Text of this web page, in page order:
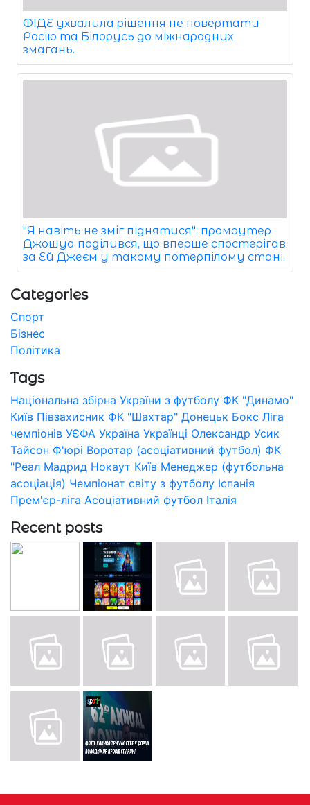
ФІДЕ ухвалила рішення не повертати
Росію та Білорусь до міжнародних
змагань.
"Я навіть не зміг піднятися": промоутер
Джошуа поділився, що вперше спостерігав
за Ей Джеєм у такому потерпілому стані.
Categories
Спорт
Бізнес
Політика
Tags
Національна збірна України з футболу ФК "Динамо"
Київ Півзахисник ФК "Шахтар" Донецьк Бокс Ліга
чемпіонів УЄФА Україна Українці Олександр Усик
Тайсон Ф'юрі Воротар (асоціативний футбол) ФК
"Реал Мадрид Нокаут Київ Менеджер (футбольна
асоціація) Чемпіонат світу з футболу Іспанія
Прем'єр-ліга Асоціативний футбол Італія
Recent posts